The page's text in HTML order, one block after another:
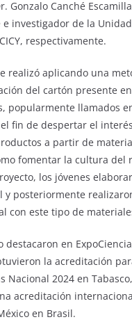
Gonzalo Canché
investigador de la
respectivamente.
realizó aplicando una
del cartón presente
popularmente llamados
fin de despertar el
a partir de
fomentar la cultura del
los jóvenes
y posteriormente
con este tipo de
destacaron en
la acreditación
Nacional 2024 en
acreditación
en Brasil.